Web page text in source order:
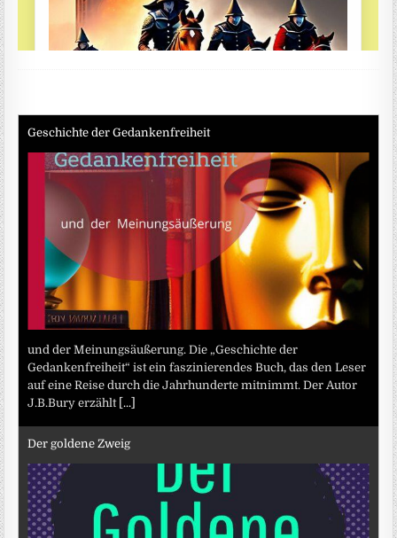
Geschichte der Gedankenfreiheit
und der Meinungsäußerung. Die „Geschichte der
Gedankenfreiheit“ ist ein faszinierendes Buch, das den Leser
auf eine Reise durch die Jahrhunderte mitnimmt. Der Autor
J.B.Bury erzählt [...]
Der goldene Zweig